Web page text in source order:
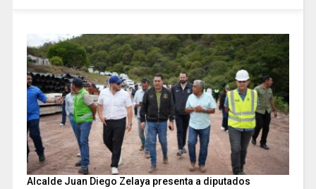
Alcalde Juan Diego Zelaya presenta a diputados